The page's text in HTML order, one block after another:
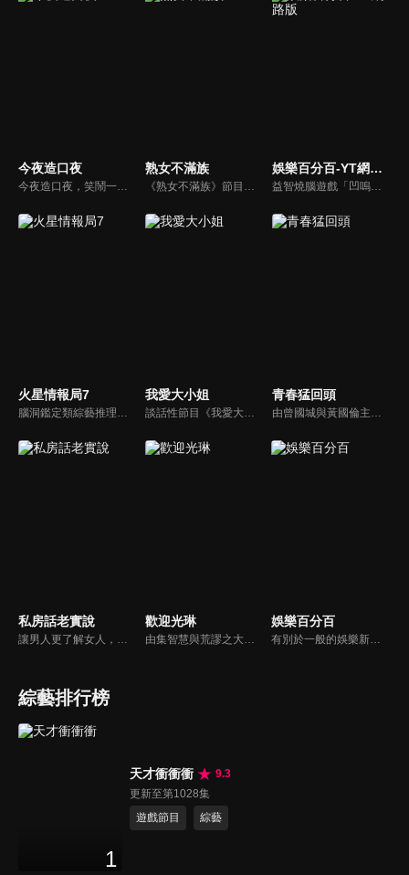
今夜造口夜
今夜造口夜，笑鬧一整夜。以網路自製嘲諷節目走紅、在網路擁有廣大支持群眾和影響力的主播「視網膜」，藉此一揉合綜藝與喜劇之談話性節目，帶觀眾以輕鬆之方式，瞭解時下最熱門、最能引起共鳴的社會議題、現象和人物。 多元的切入角度、最輕鬆易懂的議題剖析、言論尺度不設限！
熟女不滿族
《熟女不滿族》節目主題均有關25-49歲的未婚女性，這些熟女們漂亮卻擔心嫁不出去，獨立卻希望有人疼，最怕寂寞，只能用工作填滿時間，她們是最矛盾最不滿足的一群人。
娛樂百分百-YT網路版
益智燒腦遊戲「凹嗚狼人殺」激發你的邏輯推理能力，偶像巨星雲集，全球娛樂資訊，一手掌握不脫節！2025全新升級改版，盡在《娛樂百分百-YT網路版》！
火星情報局7
腦洞鑑定類綜藝推理脫口秀，陣容為薛之謙、大張偉、楊迪、劉維、黃子弘凡、黃聖依、龐博等…節目圍繞著當下熱梗熱點、觀眾的興趣點、共鳴點展開故事；火星特工廣發英雄帖正面對撞，迎戰近年最出圈、最有趣、最敢說的廠牌大咖們。真金不怕火煉！一場席卷全網的廠牌巔峰之戰即將展開！
我愛大小姐
談話性節目《我愛大小姐》是由吳淡如、林慧萍主持的一檔談話性節目，講訴女人間的那些事。
青春猛回頭
由曾國城與黃國倫主持，節目中邀請20位20歲以下青少年組成青春團，另一邊則為年紀相較成熟的藝人來賓為不老團，每集分別就一件青少年必定遇見的事件討論，看兩個不同年代的人們，所擁有的不同看法與立場。帶領讓觀眾一起回到那些年的青春歲月！
私房話老實說
讓男人更了解女人，女人更了解自己 ，揭密女性私房話，讓療癒專家教你更愛自己！由于美人和納豆攜手主持，更多你想知道的女性私密話題都在《私房話老實說》。
歡迎光琳
由集智慧與荒謬之大成的奇葩大叔-沈玉琳與話鋒大膽的俏麗甜心-范乙霏(Albee)共同主持。餐桌上趣味橫生，檯面下爾虞我詐，五花八門的另類話題，層出不窮的驚奇爆點，此起彼落的嘻笑怒罵聲道盡人生悲歡離合。邊吃邊聊，將美味與趣味完美結合的吃播新模式。歡迎光琳，敬邀您大駕觀琳！
娛樂百分百
有別於一般的娛樂新聞播報，透過遊戲、粉絲互動認識大明星們的真性情，歌唱單元讓你享受歌手們天籟般的歌聲，各式專題報導是為最佳懶人包，掌握最新娛樂動態，求新求變的節目單元刺激你的感官、滿足你的視覺，帶給你滿滿的歡笑，洗去整日的疲憊！
綜藝排行榜
1
天才衝衝衝
9.3
更新至第1028集
遊戲節目
綜藝